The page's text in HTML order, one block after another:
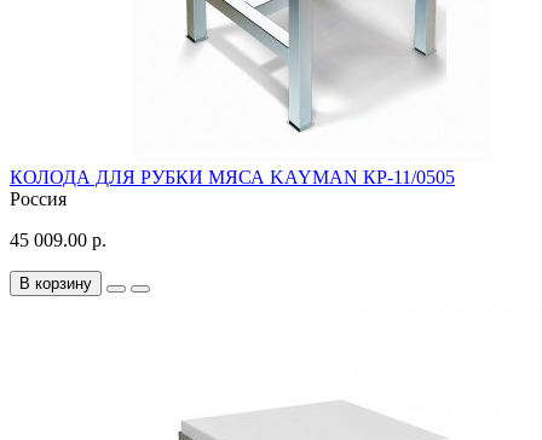
КОЛОДА ДЛЯ РУБКИ МЯСА KAYMAN КР-11/0505
Россия
45 009.00 р.
В корзину